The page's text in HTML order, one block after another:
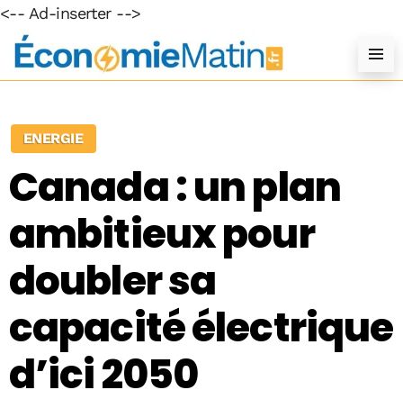
<-- Ad-inserter -->
ENERGIE
Canada : un plan
ambitieux pour
doubler sa
capacité électrique
d’ici 2050